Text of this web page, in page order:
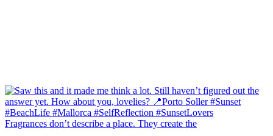
Fragrances don’t describe a place. They create the